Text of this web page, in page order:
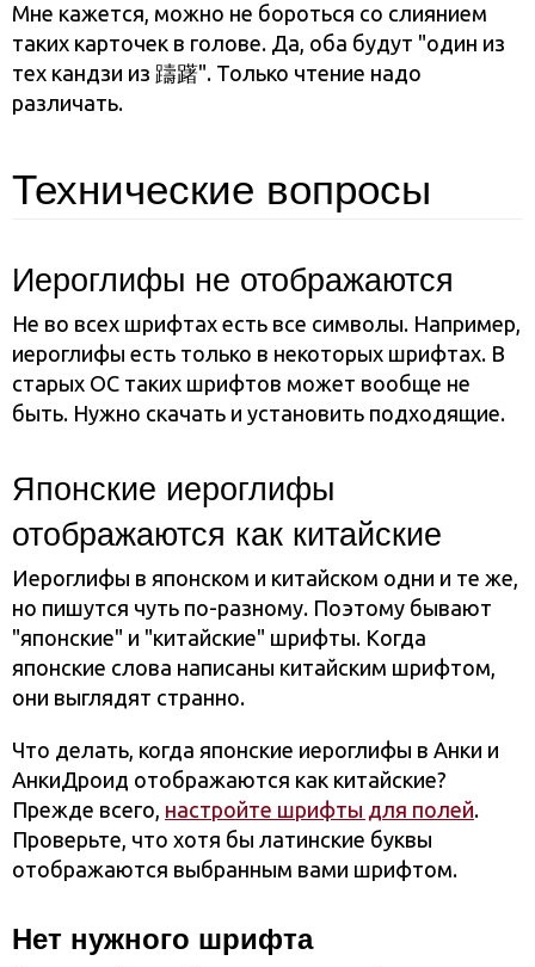
Мне кажется, можно не бороться со слиянием
таких карточек в голове. Да, оба будут "один из
тех кандзи из 躊躇". Только чтение надо
различать.
Технические вопросы
Иероглифы не отображаются
Не во всех шрифтах есть все символы. Например,
иероглифы есть только в некоторых шрифтах. В
старых ОС таких шрифтов может вообще не
быть. Нужно скачать и установить подходящие.
Японские иероглифы
отображаются как китайские
Иероглифы в японском и китайском одни и те же,
но пишутся чуть по-разному. Поэтому бывают
"японские" и "китайские" шрифты. Когда
японские слова написаны китайским шрифтом,
они выглядят странно.
Что делать, когда японские иероглифы в Анки и
АнкиДроид отображаются как китайские?
Прежде всего, настройте шрифты для полей.
Проверьте, что хотя бы латинские буквы
отображаются выбранным вами шрифтом.
Нет нужного шрифта